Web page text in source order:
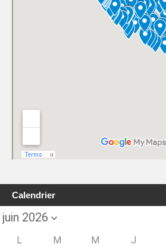
Calendrier
L M M J